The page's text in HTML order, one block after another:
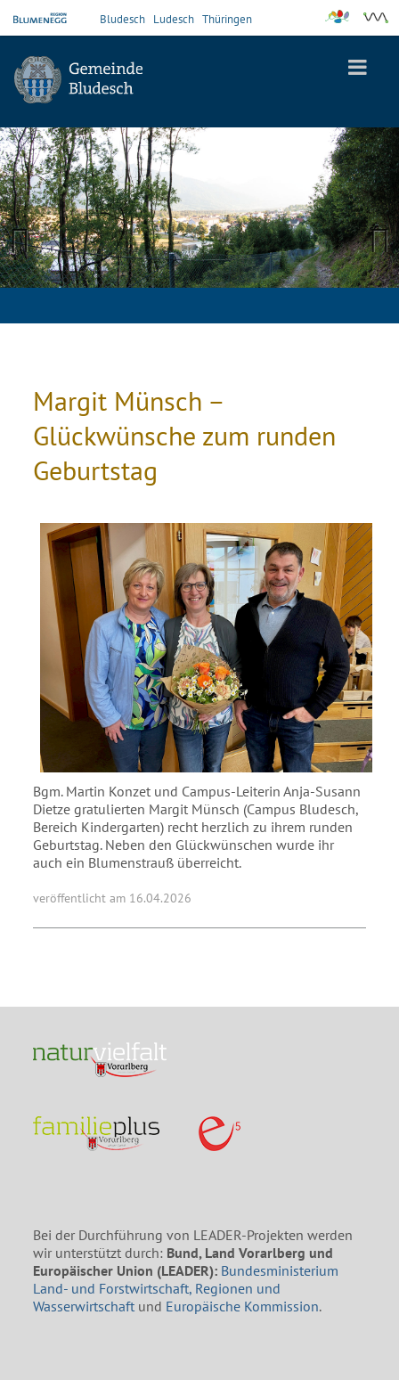
Bludesch Ludesch Thüringen
Previous Next
Margit Münsch –
Glückwünsche zum runden
Geburtstag
Bgm. Martin Konzet und Campus-Leiterin Anja-Susann
Dietze gratulierten Margit Münsch (Campus Bludesch,
Bereich Kindergarten) recht herzlich zu ihrem runden
Geburtstag. Neben den Glückwünschen wurde ihr
auch ein Blumenstrauß überreicht.
veröffentlicht am 16.04.2026
Bei der Durchführung von LEADER-Projekten werden
wir unterstützt durch: Bund, Land Vorarlberg und
Europäischer Union (LEADER): Bundesministerium
Land- und Forstwirtschaft, Regionen und
Wasserwirtschaft und Europäische Kommission.